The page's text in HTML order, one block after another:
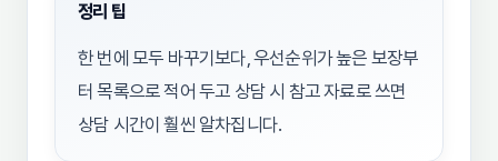
정리 팁
한 번에 모두 바꾸기보다, 우선순위가 높은 보장부
터 목록으로 적어 두고 상담 시 참고 자료로 쓰면
상담 시간이 훨씬 알차집니다.